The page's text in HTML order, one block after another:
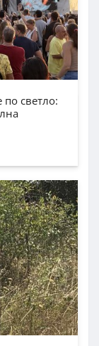
по светло: